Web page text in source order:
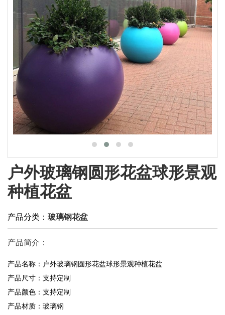
户外玻璃钢圆形花盆球形景观
种植花盆
产品分类： 玻璃钢花盆
产品简介：
产品名称：户外玻璃钢圆形花盆球形景观种植花盆
产品尺寸：支持定制
产品颜色：支持定制
产品材质：玻璃钢